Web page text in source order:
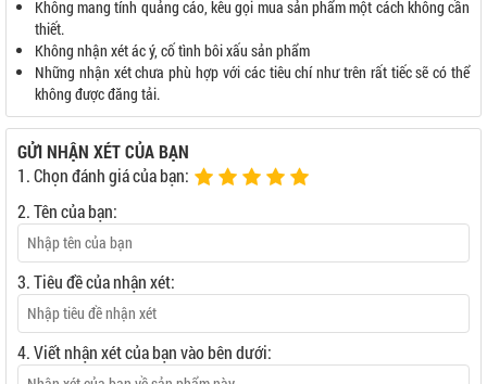
Không mang tính quảng cáo, kêu gọi mua sản phẩm một cách không cần
thiết.
Không nhận xét ác ý, cố tình bôi xấu sản phẩm
Những nhận xét chưa phù hợp với các tiêu chí như trên rất tiếc sẽ có thể
không được đăng tải.
GỬI NHẬN XÉT CỦA BẠN
1. Chọn đánh giá của bạn:
2. Tên của bạn:
3. Tiêu đề của nhận xét:
4. Viết nhận xét của bạn vào bên dưới: